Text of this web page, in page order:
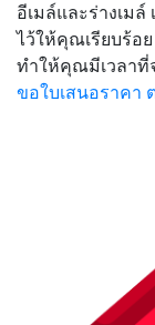
อีเมล์และร่างเมล์
ไว้ให้คุณเรียบร้อ
ทำให้คุณมีเวลาที่
ขอใบเสนอราคา